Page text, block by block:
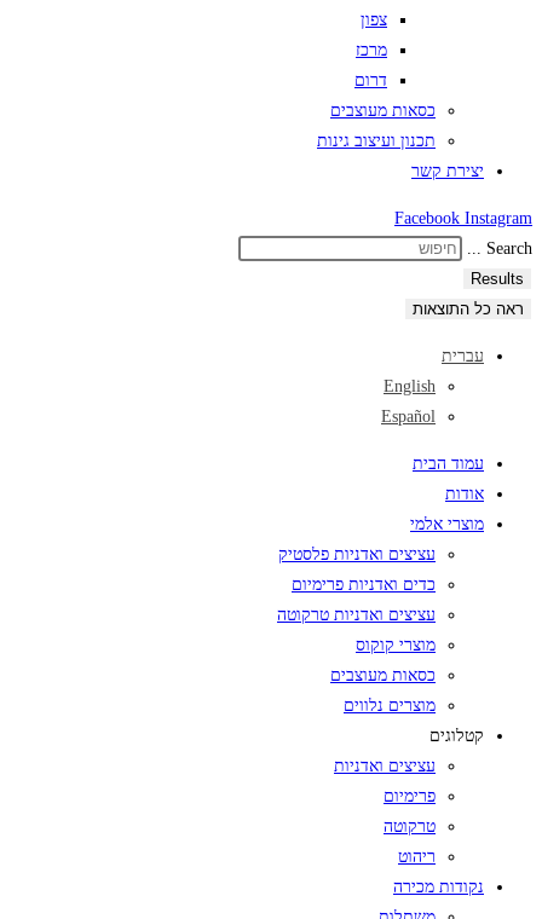
צפון
מרכז
דרום
כסאות מעוצבים
תכנון ועיצוב גינות
יצירת קשר
Facebook Instagram
Search ...
Results
ראה כל התוצאות
עברית
English
Español
עמוד הבית
אודות
מוצרי אלמי
עציצים ואדניות פלסטיק
כדים ואדניות פרימיום
עציצים ואדניות טרקוטה
מוצרי קוקוס
כסאות מעוצבים
מוצרים נלווים
קטלוגים
עציצים ואדניות
פרימיום
טרקוטה
ריהוט
נקודות מכירה